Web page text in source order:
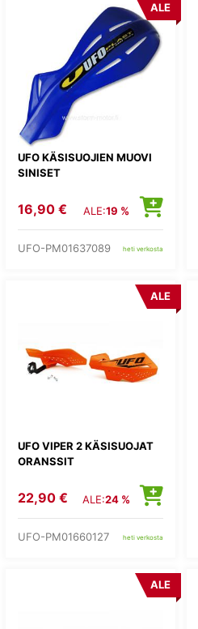
UFO KÄSISUOJIEN MUOVI
SINISET
ALE
16,90 € ALE:19 %
UFO-PM01637089 heti verkosta
UFO VIPER 2 KÄSISUOJAT
ORANSSIT
ALE
22,90 € ALE:24 %
UFO-PM01660127 heti verkosta
ALE